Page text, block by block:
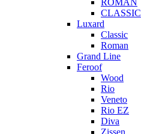
ROMAN
CLASSIC
Luxard
Classic
Roman
Grand Line
Feroof
Wood
Rio
Veneto
Rio EZ
Diva